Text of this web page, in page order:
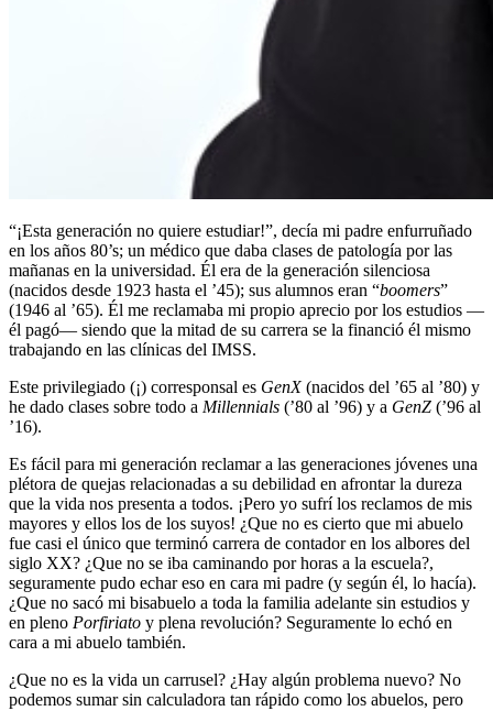
“¡Esta generación no quiere estudiar!”, decía mi padre enfurruñado
en los años 80’s; un médico que daba clases de patología por las
mañanas en la universidad. Él era de la generación silenciosa
(nacidos desde 1923 hasta el ’45); sus alumnos eran “boomers”
(1946 al ’65). Él me reclamaba mi propio aprecio por los estudios —
él pagó— siendo que la mitad de su carrera se la financió él mismo
trabajando en las clínicas del IMSS.
Este privilegiado (¡) corresponsal es GenX(nacidos del ’65 al ’80) y
he dado clases sobre todo a Millennials (’80 al ’96) y a GenZ (’96 al
’16).
Es fácil para mi generación reclamar a las generaciones jóvenes una
plétora de quejas relacionadas a su debilidad en afrontar la dureza
que la vida nos presenta a todos. ¡Pero yo sufrí los reclamos de mis
mayores y ellos los de los suyos! ¿Que no es cierto que mi abuelo
fue casi el único que terminó carrera de contador en los albores del
siglo XX? ¿Que no se iba caminando por horas a la escuela?,
seguramente pudo echar eso en cara mi padre (y según él, lo hacía).
¿Que no sacó mi bisabuelo a toda la familia adelante sin estudios y
en pleno Porfiriato y plena revolución? Seguramente lo echó en
cara a mi abuelo también.
¿Que no es la vida un carrusel? ¿Hay algún problema nuevo? No
podemos sumar sin calculadora tan rápido como los abuelos, pero